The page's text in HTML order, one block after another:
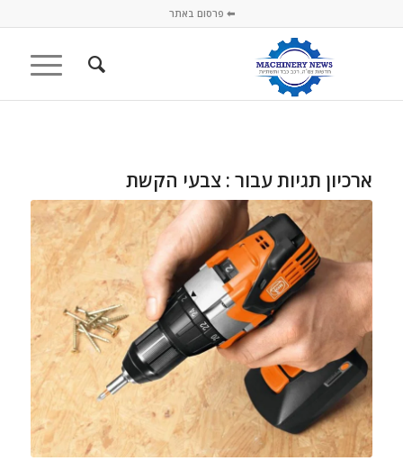
⬅ פרסום באתר
ארכיון תגיות עבור : צבעי הקשת